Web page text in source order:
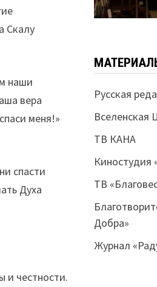
Скалу
наши
вера
меня!»
спасти
Духа
и честности.
Русская
Вселенская
ТВ КАНА
ТВ
Добра»
Журнал